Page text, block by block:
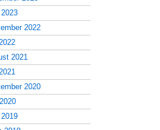
2022
2021
2020